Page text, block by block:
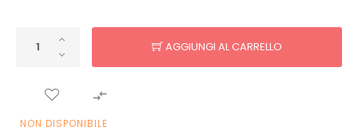
AGGIUNGI AL CARRELLO

NON DISPONIBILE